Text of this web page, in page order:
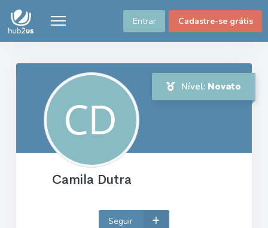
Entrar Cadastre-se grátis
Nível: Novato
Camila Dutra
Seguir